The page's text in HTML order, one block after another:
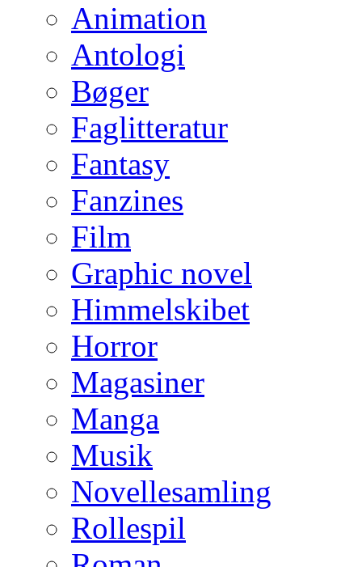
Animation
Antologi
Bøger
Faglitteratur
Fantasy
Fanzines
Film
Graphic novel
Himmelskibet
Horror
Magasiner
Manga
Musik
Novellesamling
Rollespil